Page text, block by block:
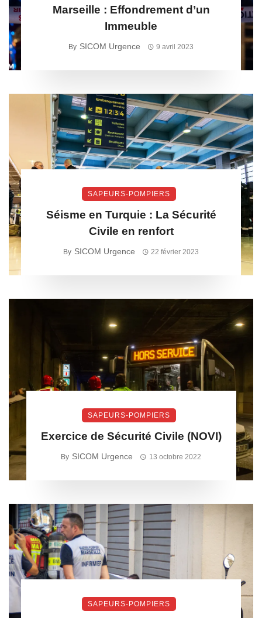
Marseille : Effondrement d’un
Immeuble
By SICOM Urgence 9 avril 2023
SAPEURS-POMPIERS
Séisme en Turquie : La Sécurité
Civile en renfort
By SICOM Urgence 22 février 2023
SAPEURS-POMPIERS
Exercice de Sécurité Civile (NOVI)
By SICOM Urgence 13 octobre 2022
SAPEURS-POMPIERS